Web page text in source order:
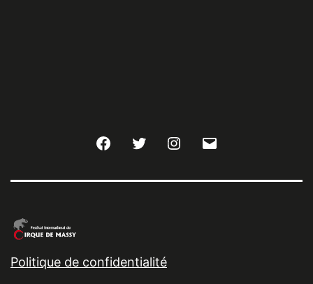
FacebookTwitter Instagram
Politique de confidentialité